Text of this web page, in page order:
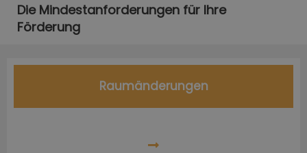
Die Mindestanforderungen für Ihre
Förderung
Raumänderungen